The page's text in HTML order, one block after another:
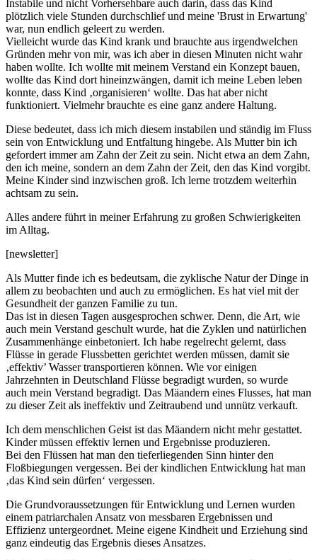
Instabile und nicht Vorhersehbare auch darin, dass das Kind
plötzlich viele Stunden durchschlief und meine 'Brust in Erwartung'
war, nun endlich geleert zu werden.
Vielleicht wurde das Kind krank und brauchte aus irgendwelchen
Gründen mehr von mir, was ich aber in diesen Minuten nicht wahr
haben wollte. Ich wollte mit meinem Verstand ein Konzept bauen,
wollte das Kind dort hineinzwängen, damit ich meine Leben leben
konnte, dass Kind ‚organisieren‘ wollte. Das hat aber nicht
funktioniert. Vielmehr brauchte es eine ganz andere Haltung.
Diese bedeutet, dass ich mich diesem instabilen und ständig im Fluss
sein von Entwicklung und Entfaltung hingebe. Als Mutter bin ich
gefordert immer am Zahn der Zeit zu sein. Nicht etwa an dem Zahn,
den ich meine, sondern an dem Zahn der Zeit, den das Kind vorgibt.
Meine Kinder sind inzwischen groß. Ich lerne trotzdem weiterhin
achtsam zu sein.
Alles andere führt in meiner Erfahrung zu großen Schwierigkeiten
im Alltag.
[newsletter]
Als Mutter finde ich es bedeutsam, die zyklische Natur der Dinge in
allem zu beobachten und auch zu ermöglichen. Es hat viel mit der
Gesundheit der ganzen Familie zu tun.
Das ist in diesen Tagen ausgesprochen schwer. Denn, die Art, wie
auch mein Verstand geschult wurde, hat die Zyklen und natürlichen
Zusammenhänge einbetoniert. Ich habe regelrecht gelernt, dass
Flüsse in gerade Flussbetten gerichtet werden müssen, damit sie
‚effektiv’ Wasser transportieren können. Wie vor einigen
Jahrzehnten in Deutschland Flüsse begradigt wurden, so wurde
auch mein Verstand begradigt. Das Mäandern eines Flusses, hat man
zu dieser Zeit als ineffektiv und Zeitraubend und unnütz verkauft.
Ich dem menschlichen Geist ist das Mäandern nicht mehr gestattet.
Kinder müssen effektiv lernen und Ergebnisse produzieren.
Bei den Flüssen hat man den tieferliegenden Sinn hinter den
Floßbiegungen vergessen. Bei der kindlichen Entwicklung hat man
‚das Kind sein dürfen‘ vergessen.
Die Grundvoraussetzungen für Entwicklung und Lernen wurden
einem patriarchalen Ansatz von messbaren Ergebnissen und
Effizienz untergeordnet. Meine eigene Kindheit und Erziehung sind
ganz eindeutig das Ergebnis dieses Ansatzes.